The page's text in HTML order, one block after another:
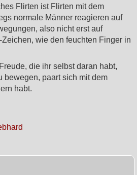
Flirten ist Flirten mit dem
normale Männer reagieren auf
also nicht erst auf
wie den feuchten Finger in
die ihr selbst daran habt,
bewegen, paart sich mit dem
habt.